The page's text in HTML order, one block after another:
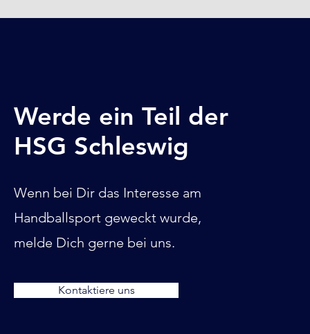
Werde ein Teil der
HSG Schleswig
Wenn bei Dir das Interesse am
Handballsport geweckt wurde,
melde Dich gerne bei uns.
Kontaktiere uns